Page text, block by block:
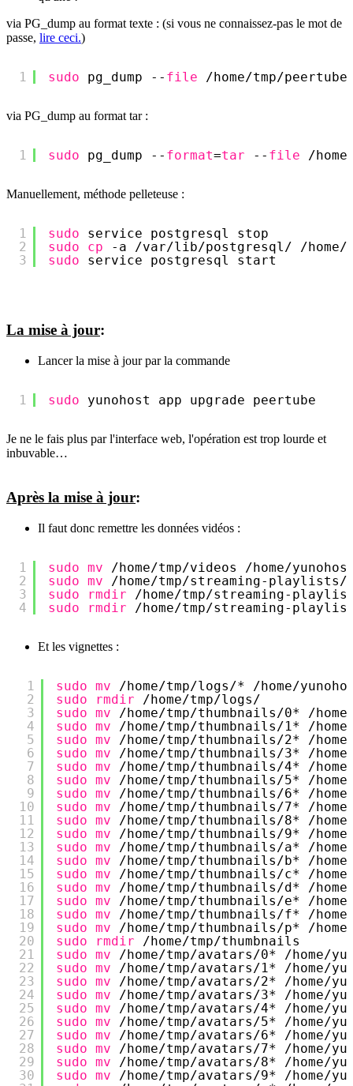
via PG_dump au format texte : (si vous ne connaissez-pas le mot de
passe, lire ceci.)
1 sudo pg_dump -- file /home/tmp/
via PG_dump au format tar :
1 sudo pg_dump -- format=tar -- file /
Manuellement, méthode pelleteuse :
1
2
3
sudo
service postgresql stop
sudo
cp -a /var/lib/postgresql/
/
sudo
service postgresql start
La mise à jour:
Lancer la mise à jour par la commande
1 sudo yunohost app upgrade peertube
Je ne le fais plus par l'interface web, l'opération est trop lourde et
inbuvable…
Après la mise à jour:
Il faut donc remettre les données vidéos :
1
2
3
4
sudo mv /home/tmp/videos
/home/
sudo mv
/home/tmp/streaming-
sudo
rmdir
/home/tmp/streaming-
sudo
rmdir /home/tmp/streaming-
Et les vignettes :
1
2
3
4
5
6
7
8
9
10
11
12
13
14
15
16
17
18
19
20
21
22
23
24
25
26
27
28
29
30
sudo mv /home/tmp/logs/* /home/
sudo
rmdir
/home/tmp/logs/
sudo mv /home/tmp/thumbnails/0* /
sudo mv /home/tmp/thumbnails/1* /
sudo mv /home/tmp/thumbnails/2* /
sudo mv /home/tmp/thumbnails/3* /
sudo mv /home/tmp/thumbnails/4* /
sudo mv /home/tmp/thumbnails/5* /
sudo mv /home/tmp/thumbnails/6* /
sudo mv /home/tmp/thumbnails/7* /
sudo mv /home/tmp/thumbnails/8* /
sudo mv /home/tmp/thumbnails/9* /
sudo mv /home/tmp/thumbnails/a* /
sudo mv /home/tmp/thumbnails/b* /
sudo mv /home/tmp/thumbnails/c* /
sudo mv /home/tmp/thumbnails/d * /
sudo mv /home/tmp/thumbnails/e* /
sudo mv /home/tmp/thumbnails/f* /
sudo mv /home/tmp/thumbnails/p* /
sudo
rmdir
/home/tmp/thumbnails
sudo mv /home/tmp/avatars/0* /home/
sudo mv /home/tmp/avatars/1* /home/
sudo mv /home/tmp/avatars/2* /home/
sudo mv /home/tmp/avatars/3* /home/
sudo mv /home/tmp/avatars/4* /home/
sudo mv /home/tmp/avatars/5* /home/
sudo mv /home/tmp/avatars/6* /home/
sudo mv /home/tmp/avatars/7* /home/
sudo mv /home/tmp/avatars/8* /home/
sudo mv /home/tmp/avatars/9* /home/